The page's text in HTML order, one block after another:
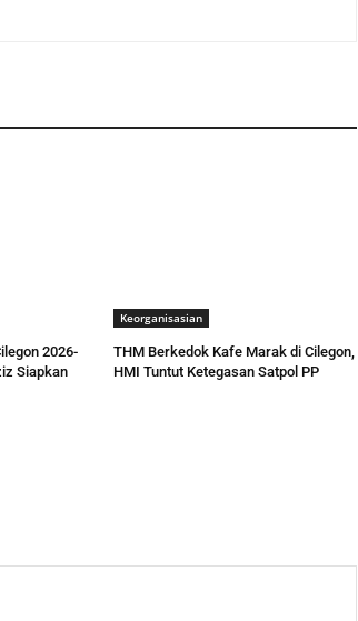
2026-
Siapkan
Keorganisasian
THM Berkedok Kafe Marak di Cilegon,
HMI Tuntut Ketegasan Satpol PP